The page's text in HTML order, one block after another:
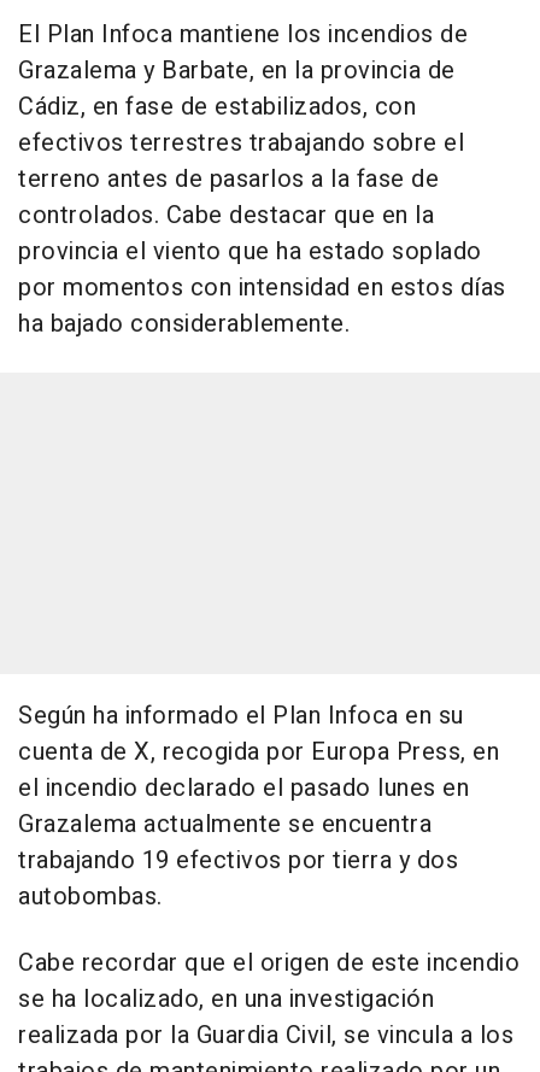
El Plan Infoca mantiene los incendios de
Grazalema y Barbate, en la provincia de
Cádiz, en fase de estabilizados, con
efectivos terrestres trabajando sobre el
terreno antes de pasarlos a la fase de
controlados. Cabe destacar que en la
provincia el viento que ha estado soplado
por momentos con intensidad en estos días
ha bajado considerablemente.
Según ha informado el Plan Infoca en su
cuenta de X, recogida por Europa Press, en
el incendio declarado el pasado lunes en
Grazalema actualmente se encuentra
trabajando 19 efectivos por tierra y dos
autobombas.
Cabe recordar que el origen de este incendio
se ha localizado, en una investigación
realizada por la Guardia Civil, se vincula a los